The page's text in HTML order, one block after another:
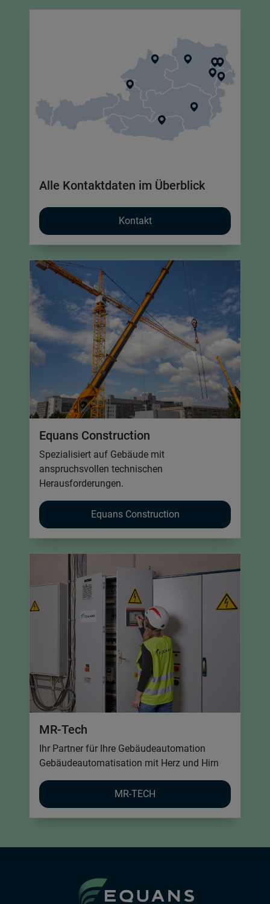
Alle Kontaktdaten im Überblick
Kontakt
Equans Construction
Spezialisiert auf Gebäude mit
anspruchsvollen technischen
Herausforderungen.
Equans Construction
MR-Tech
Ihr Partner für Ihre Gebäudeautomation
Gebäudeautomatisation mit Herz und Hirn
MR-TECH